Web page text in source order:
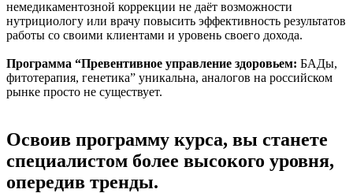
немедикаментозной коррекции не даёт возможности
нутрициологу или врачу повысить эффективность результатов
работы со своими клиентами и уровень своего дохода.
Программа “Превентивное управление здоровьем: БАДы,
фитотерапия, генетика” уникальна, аналогов на российском
рынке просто не существует.
Освоив программу курса, вы станете
специалистом более высокого уровня,
опередив тренды.